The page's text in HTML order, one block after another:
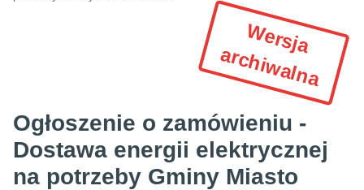
W
e
r
s
ja
a
r
c
h
iw
a
ln
a
Ogłoszenie o zamówieniu -
Dostawa energii elektrycznej
na potrzeby Gminy Miasto